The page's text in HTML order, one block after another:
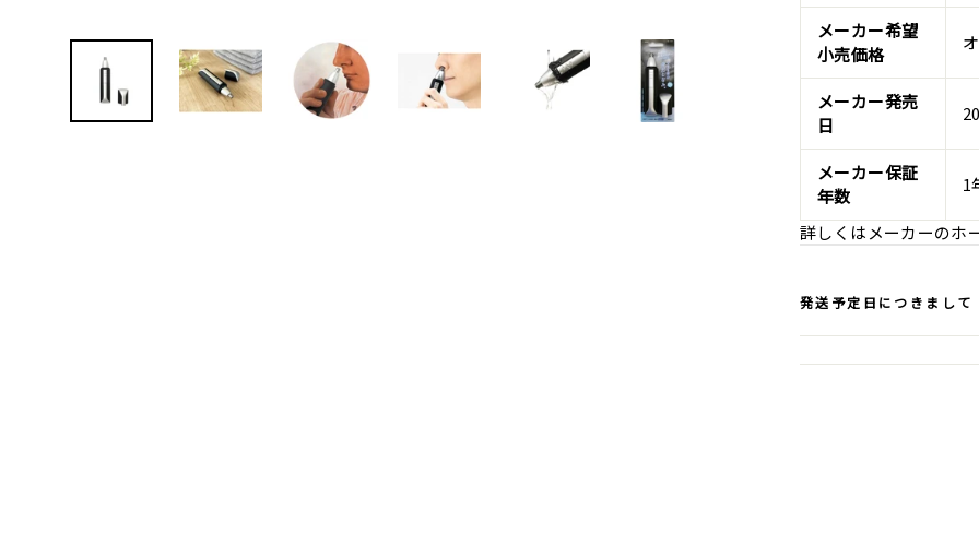
メーカー希望
小売価格
メーカー発売
日
メーカー保証
年数
1
詳しくはメーカーのホ
発送予定日につきまして